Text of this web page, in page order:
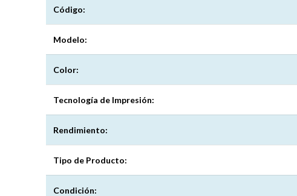
Código:
Modelo:
Color:
Tecnología de Impresión:
Rendimiento:
Tipo de Producto:
Condición: